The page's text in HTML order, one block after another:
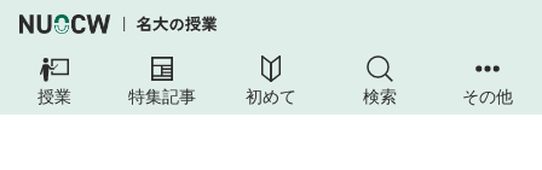
授業 特集記事 初めて 検索 その他